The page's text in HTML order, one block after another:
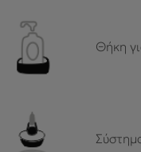
Θήκη